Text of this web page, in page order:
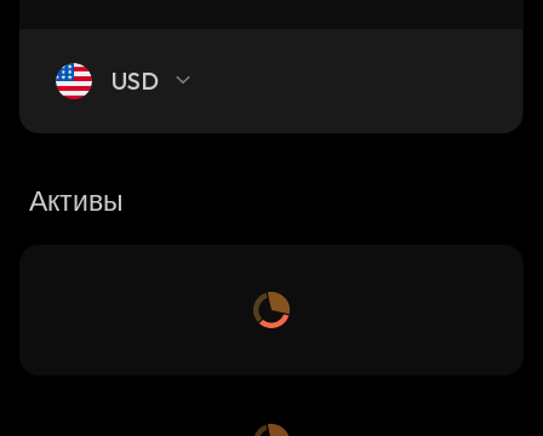
USD
Активы